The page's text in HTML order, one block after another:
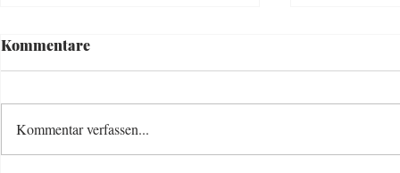
Kommentare
Kommentar verfassen...